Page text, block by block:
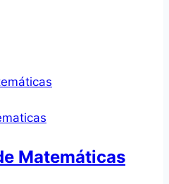
Matemáticas